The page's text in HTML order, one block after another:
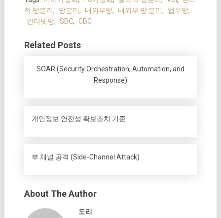
적 망분리, 망분리, 내외부망, 내외부 망 분리, 업무망,
인터넷망, SBC, CBC
Related Posts
SOAR (Security Orchestration, Automation, and
Response)
개인정보 안전성 확보조치 기준
부 채널 공격 (Side-Channel Attack)
About The Author
도리